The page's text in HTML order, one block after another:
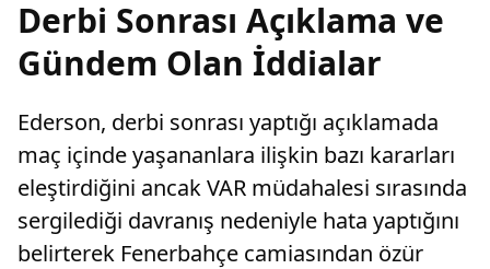
Derbi Sonrası Açıklama ve
Gündem Olan İddialar
Ederson, derbi sonrası yaptığı açıklamada
maç içinde yaşananlara ilişkin bazı kararları
eleştirdiğini ancak VAR müdahalesi sırasında
sergilediği davranış nedeniyle hata yaptığını
belirterek Fenerbahçe camiasından özür